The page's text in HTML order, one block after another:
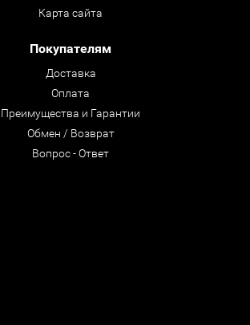
Карта сайта
Покупателям
Доставка
Оплата
Преимущества и Гарантии
Обмен / Возврат
Вопрос - Ответ